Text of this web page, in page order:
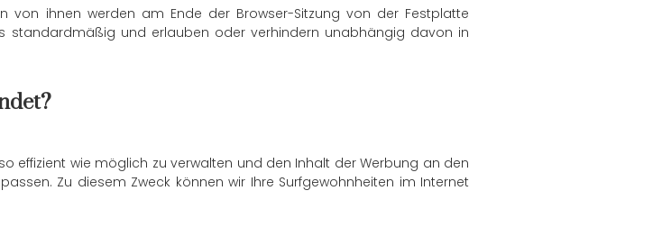
von ihnen werden am Ende der Browser-Sitzung von der Festplatte
standardmäßig und erlauben oder verhindern unabhängig davon in
effizient wie möglich zu verwalten und den Inhalt der Werbung an den
Zu diesem Zweck können wir Ihre Surfgewohnheiten im Internet